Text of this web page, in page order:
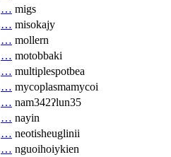
… migs
… misokajy
… mollern
… motobbaki
… multiplespotbea
… mycoplasmamycoi
… nam342ʔlun35
… nayin
… neotisheuglinii
… nguoihoiykien